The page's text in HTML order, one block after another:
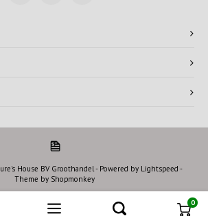
0
House BV Groothandel - Powered by Lightspeed -
Theme by Shopmonkey
0